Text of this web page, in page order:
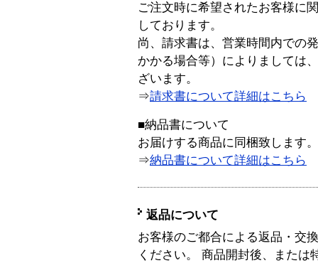
ご注文時に希望されたお客様に
しております。
尚、請求書は、営業時間内での
かかる場合等）によりましては
ざいます。
⇒請求書について詳細はこちら
■納品書について
お届けする商品に同梱致します。
⇒納品書について詳細はこちら
返品について
お客様のご都合による返品・交
ください。 商品開封後、または